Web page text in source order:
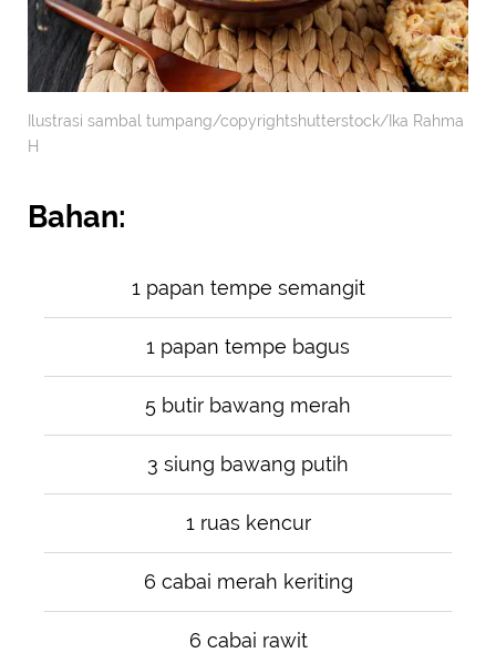
Ilustrasi sambal tumpang/copyrightshutterstock/Ika Rahma
H
Bahan:
1 papan tempe semangit
1 papan tempe bagus
5 butir bawang merah
3 siung bawang putih
1 ruas kencur
6 cabai merah keriting
6 cabai rawit